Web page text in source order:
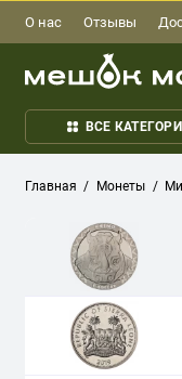
О нас Отзывы
ВСЕ
Главная Монеты